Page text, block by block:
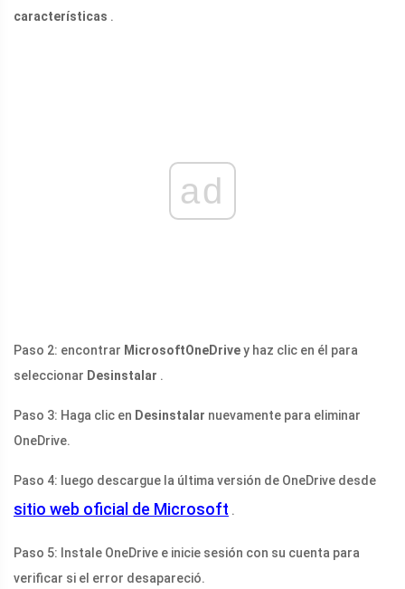
características .
ad
Paso 2: encontrar MicrosoftOneDrivey haz clic en él para
seleccionar Desinstalar .
Paso 3: Haga clic en Desinstalar nuevamente para eliminar
OneDrive.
Paso 4: luego descargue la última versión de OneDrive desde
sitio web oficial de Microsoft .
Paso 5: Instale OneDrive e inicie sesión con su cuenta para
verificar si el error desapareció.